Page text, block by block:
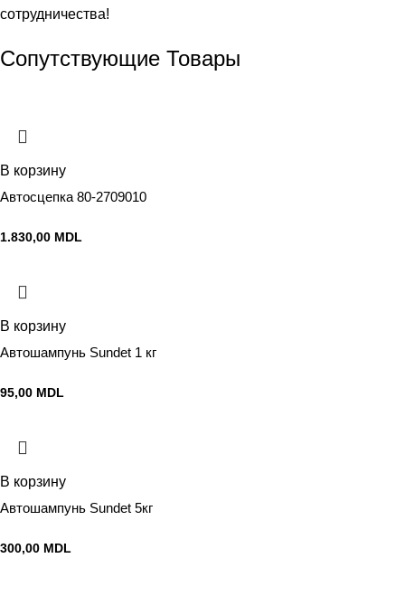
сотрудничества!
Сопутствующие Товары
В корзину
Автосцепка 80-2709010
1.830,00 MDL
В корзину
Автошампунь Sundet 1 кг
95,00 MDL
В корзину
Автошампунь Sundet 5кг
300,00 MDL